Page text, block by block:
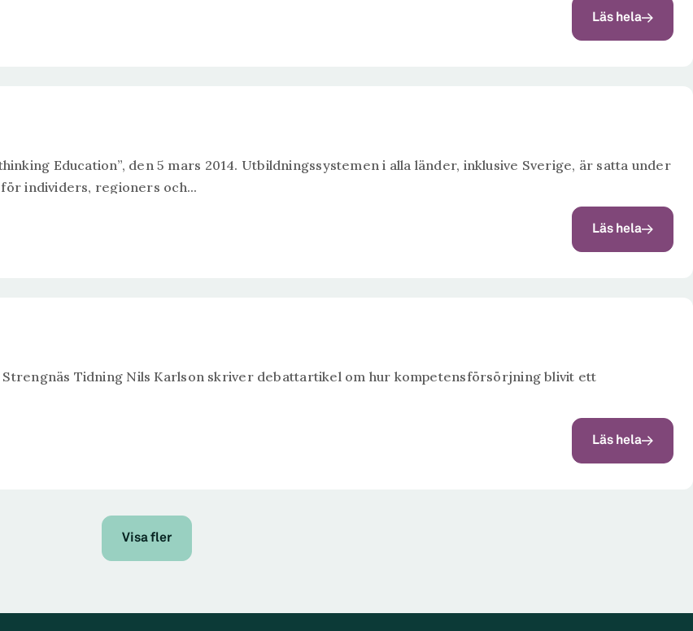
Läs hela
Education”, den 5 mars 2014. Utbildningssystemen i alla länder, inklusive Sverige, är satta under
individers, regioners och...
Läs hela
Tidning Nils Karlson skriver debattartikel om hur kompetensförsörjning blivit ett
Läs hela
Visa fler